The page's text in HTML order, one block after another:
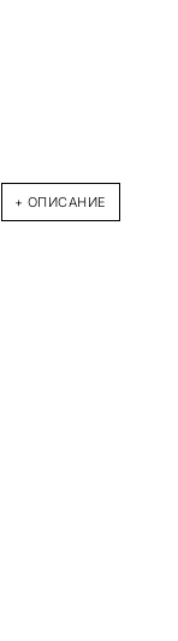
+ ОПИСАНИЕ